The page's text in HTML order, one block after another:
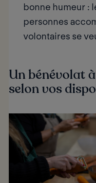
bonne humeur :
personnes
volontaires se
Un bénévolat
selon vos